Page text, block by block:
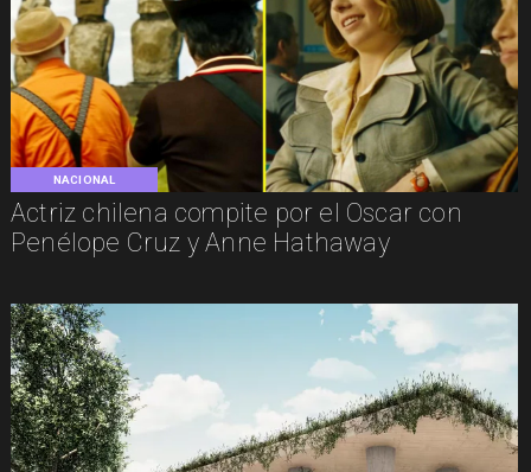
NACIONAL
Actriz chilena compite por el Oscar con
Penélope Cruz y Anne Hathaway